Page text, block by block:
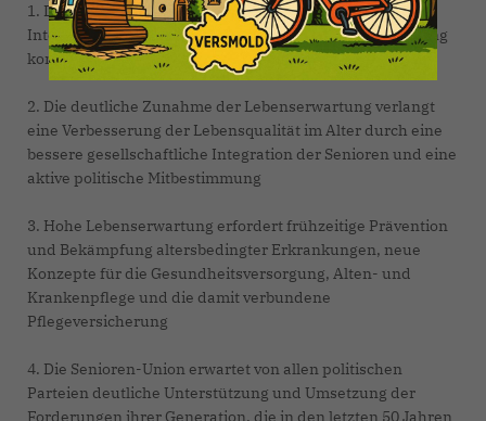
1. Die Senioren-Union fordert eine Vertretung ihrer
Interessen in der Kommunalpolitik und bei der Gestaltung
kommunaler Einrichtungen und deren Verwaltung
2. Die deutliche Zunahme der Lebenserwartung verlangt
eine Verbesserung der Lebensqualität im Alter durch eine
bessere gesellschaftliche Integration der Senioren und eine
aktive politische Mitbestimmung
3. Hohe Lebenserwartung erfordert frühzeitige Prävention
und Bekämpfung altersbedingter Erkrankungen, neue
Konzepte für die Gesundheitsversorgung, Alten- und
Krankenpflege und die damit verbundene
Pflegeversicherung
4. Die Senioren-Union erwartet von allen politischen
Parteien deutliche Unterstützung und Umsetzung der
Forderungen ihrer Generation, die in den letzten 50 Jahren